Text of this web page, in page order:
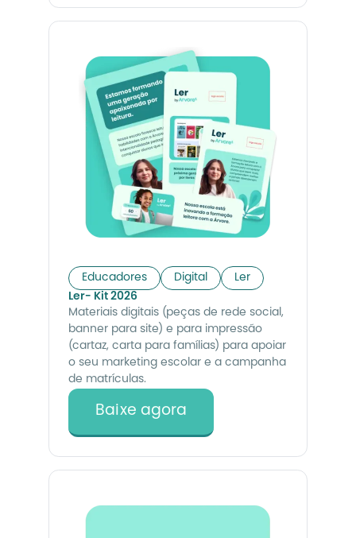
Ler- Kit 2026
Materiais digitais (peças de rede social,
banner para site) e para impressão
(cartaz, carta para famílias) para apoiar
o seu marketing escolar e a campanha
de matrículas.
Baixe agora
Educadores Digital Ler